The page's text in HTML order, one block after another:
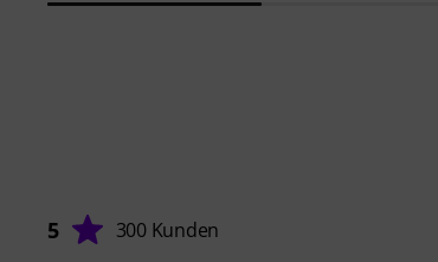
5 300 Kunden